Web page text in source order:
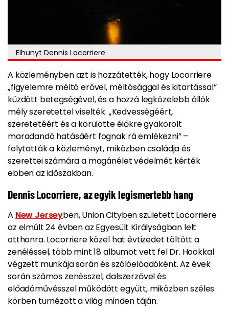
Elhunyt Dennis Locorriere
A közleményben azt is hozzátették, hogy Locorriere
„figyelemre méltó erővel, méltósággal és kitartással”
küzdött betegségével, és a hozzá legközelebb állók
mély szeretettel viselték. „Kedvességéért,
szeretetéért és a körülötte élőkre gyakorolt ​​
maradandó hatásáért fognak rá emlékezni” –
folytatták a közleményt, miközben családja és
szerettei számára a magánélet védelmét kérték
ebben az időszakban.
Dennis Locorriere, az egyik legismertebb hang
A New Jerseyben, Union Cityben született Locorriere
az elmúlt 24 évben az Egyesült Királyságban lelt
otthonra. Locorriere közel hat évtizedet töltött a
zenéléssel, több mint 18 albumot vett fel Dr. Hookkal
végzett munkája során és szólóelőadóként. Az évek
során számos zenésszel, dalszerzővel és
előadóművésszel működött együtt, miközben széles
körben turnézott a világ minden táján.